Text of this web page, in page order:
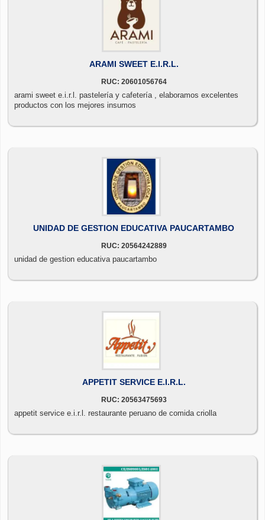
ARAMI SWEET E.I.R.L.
RUC: 20601056764
arami sweet e.i.r.l. pastelería y cafetería , elaboramos excelentes
productos con los mejores insumos
UNIDAD DE GESTION EDUCATIVA PAUCARTAMBO
RUC: 20564242889
unidad de gestion educativa paucartambo
APPETIT SERVICE E.I.R.L.
RUC: 20563475693
appetit service e.i.r.l. restaurante peruano de comida criolla